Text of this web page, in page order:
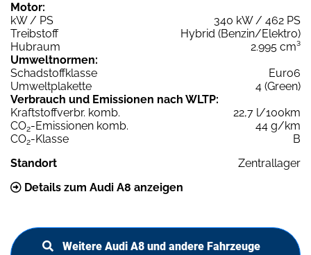
Motor:
kW / PS
340 kW / 462 PS
Treibstoff
Hybrid (Benzin/Elektro)
Hubraum
2.995 cm³
Umweltnormen:
Schadstoffklasse
Euro6
Umweltplakette
4 (Green)
Verbrauch und Emissionen nach WLTP:
Kraftstoffverbr. komb.
22,7 l/100km
CO2-Emissionen komb.
44 g/km
CO2-Klasse
B
Standort
Zentrallager
Details zum Audi A8 anzeigen
Weitere Audi A8 und andere Fahrzeuge